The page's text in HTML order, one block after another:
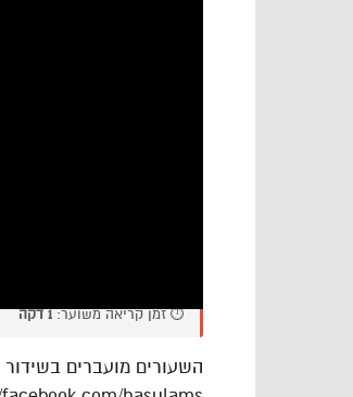
⏱️ זמן קריאה משוער:1 דקה